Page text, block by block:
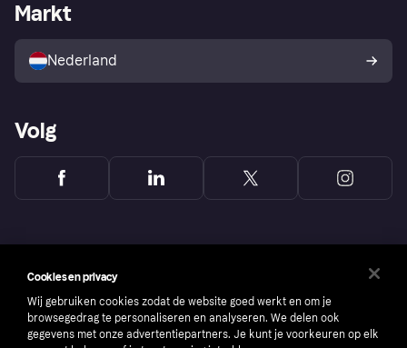
Winkeloverzicht
Kopersbescherming voor
consumenten
Zakelijke login
Markt
Nederland
Volg
Cookies en privacy
Wij gebruiken cookies zodat de website goed werkt en om je
browsegedrag te personaliseren en analyseren. We delen ook
gegevens met onze advertentiepartners. Je kunt je voorkeuren op elk